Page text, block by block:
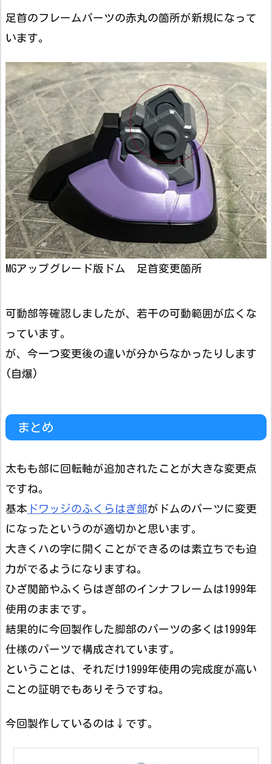
足首のフレームパーツの赤丸の箇所が新規になって
います。
MGアップグレード版ドム 足首変更箇所
可動部等確認しましたが、若干の可動範囲が広くな
っています。
が、今一つ変更後の違いが分からなかったりします
(自爆)
まとめ
太もも部に回転軸が追加されたことが大きな変更点
ですね。
基本 ドワッジのふくらはぎ部がドムのパーツに変更
になったというのが適切かと思います。
大きくハの字に開くことができるのは素立ちでも迫
力がでるようになりますね。
ひざ関節やふくらはぎ部のインナフレームは1999年
使用のままです。
結果的に今回製作した脚部のパーツの多くは1999年
仕様のパーツで構成されています。
ということは、それだけ1999年使用の完成度が高い
ことの証明でもありそうですね。
今回製作しているのは↓です。